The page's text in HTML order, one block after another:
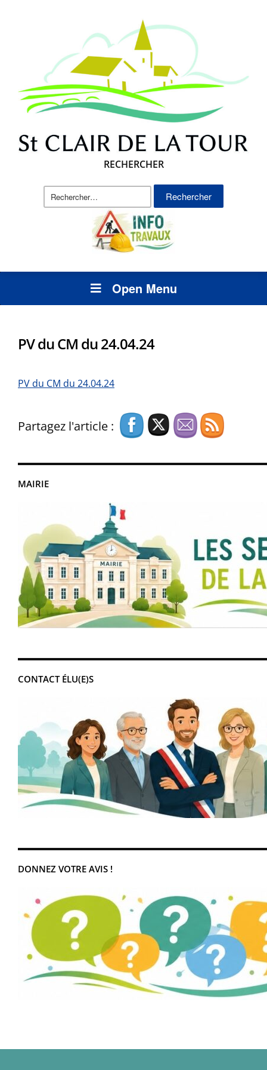
RECHERCHER
Rechercher :
Open Menu
MAIRIE
CONTACT ÉLU(E)S
DONNEZ VOTRE AVIS !
PV du CM du 24.04.24
PV du CM du 24.04.24
Partagez l'article :